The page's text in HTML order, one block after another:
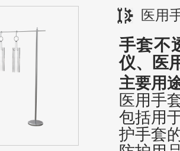
医用
手套不
仪、 医
主要用
医用手
包括用
护手套